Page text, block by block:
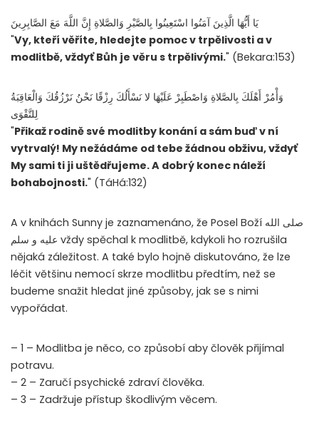
يَا أَيُّهَا الَّذِينَ آمَنُوا اسْتَعِينُوا بِالصَّبْرِ وَالصَّلاةِ إِنَّ اللَّهَ مَعَ الصَّابِرِينَ
"Vy, kteří věříte, hledejte pomoc v trpělivosti a v
modlitbě, vždyť Bůh je věru s trpělivými." (Bekara:153)
وَأْمُرْ أَهْلَكَ بِالصَّلاةِ وَاصْطَبِرْ عَلَيْهَا لا نَسْأَلُكَ رِزْقًا نَحْنُ نَرْزُقُكَ وَالْعَاقِبَةُ
لِلتَّقْوَى
"Přikaž rodině své modlitby konání a sám buď v ní
vytrvalý! My nežádáme od tebe žádnou obživu, vždyť
My sami ti ji uštědřujeme. A dobrý konec náleží
bohabojnosti." (TáHá:132)
A v knihách Sunny je zaznamenáno, že Posel Boží صلى الله
عليه و سلم vždy spěchal k modlitbě, kdykoli ho rozrušila
nějaká záležitost. A také bylo hojně diskutováno, že lze
léčit většinu nemocí skrze modlitbu předtím, než se
budeme snažit hledat jiné způsoby, jak se s nimi
vypořádat.
– 1 – Modlitba je něco, co způsobí aby člověk přijímal
potravu.
– 2 – Zaručí psychické zdraví člověka.
– 3 – Zadržuje přístup škodlivým věcem.